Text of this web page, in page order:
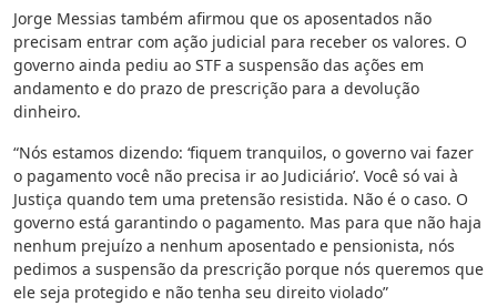
Jorge Messias também afirmou que os aposentados não
precisam entrar com ação judicial para receber os valores. O
governo ainda pediu ao STF a suspensão das ações em
andamento e do prazo de prescrição para a devolução
dinheiro.
“Nós estamos dizendo: ‘fiquem tranquilos, o governo vai fazer
o pagamento você não precisa ir ao Judiciário’. Você só vai à
Justiça quando tem uma pretensão resistida. Não é o caso. O
governo está garantindo o pagamento. Mas para que não haja
nenhum prejuízo a nenhum aposentado e pensionista, nós
pedimos a suspensão da prescrição porque nós queremos que
ele seja protegido e não tenha seu direito violado”